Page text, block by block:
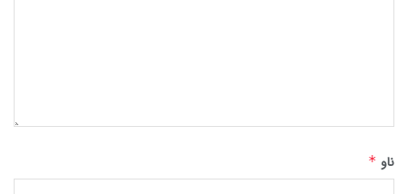
ناو *